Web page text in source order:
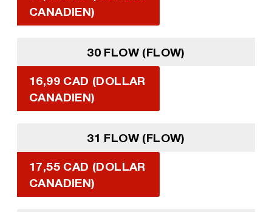
CANADIEN)
30 FLOW (FLOW)
16,99 CAD (DOLLAR
CANADIEN)
31 FLOW (FLOW)
17,55 CAD (DOLLAR
CANADIEN)